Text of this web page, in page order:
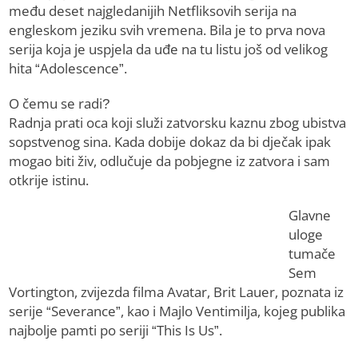
među deset najgledanijih Netfliksovih serija na
engleskom jeziku svih vremena. Bila je to prva nova
serija koja je uspjela da uđe na tu listu još od velikog
hita “Adolescence”.
O čemu se radi?
Radnja prati oca koji služi zatvorsku kaznu zbog ubistva
sopstvenog sina. Kada dobije dokaz da bi dječak ipak
mogao biti živ, odlučuje da pobjegne iz zatvora i sam
otkrije istinu.
Glavne
uloge
tumače
Sem
Vortington, zvijezda filma Avatar, Brit Lauer, poznata iz
serije “Severance”, kao i Majlo Ventimilja, kojeg publika
najbolje pamti po seriji “This Is Us”.